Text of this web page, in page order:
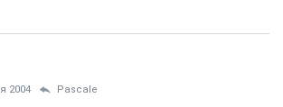
2004 Pascale